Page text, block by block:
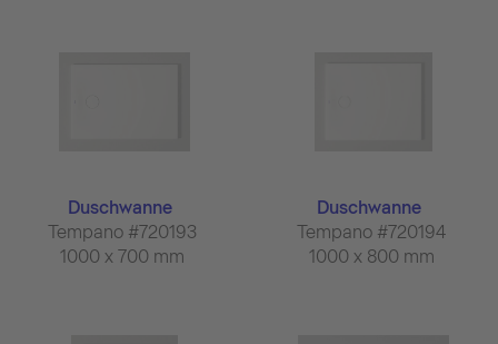
Duschwanne
Tempano #720193
1000 x 700 mm
Duschwanne
Tempano #720194
1000 x 800 mm